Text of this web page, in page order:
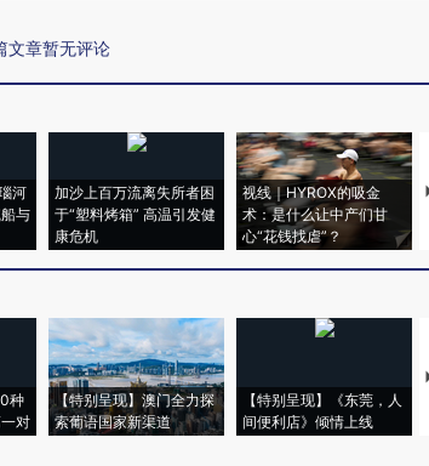
文章暂无评论
河
与
加沙上百万流离失所者困
于“塑料烤箱” 高温引发健
康危机
视线｜HYROX的吸金
术：是什么让中产们甘
心“花钱找虐”？
种
对
【特别呈现】澳门全力探
索葡语国家新渠道
【特别呈现】《东莞，人
间便利店》倾情上线